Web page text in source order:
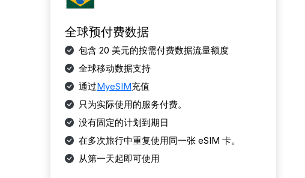
全球预付费数据
包含 20 美元的按需付费数据流量额度
全球移动数据支持
通过MyeSIM充值
只为实际使用的服务付费。
没有固定的计划到期日
在多次旅行中重复使用同一张 eSIM 卡。
从第一天起即可使用